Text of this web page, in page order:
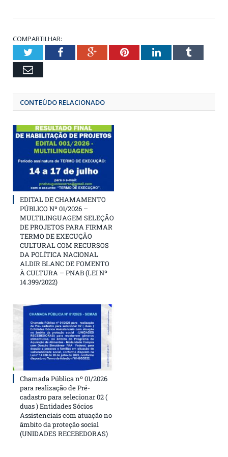
COMPARTILHAR:
TwitterFacebookGoogle+Pinterest
LinkedIn
Email
CONTEÚDO RELACIONADO
EDITAL DE CHAMAMENTO
PÚBLICO Nº 01/2026 –
MULTILINGUAGEM SELEÇÃO
DE PROJETOS PARA FIRMAR
TERMO DE EXECUÇÃO
CULTURAL COM RECURSOS
DA POLÍTICA NACIONAL
ALDIR BLANC DE FOMENTO
À CULTURA – PNAB (LEI Nº
14.399/2022)
Chamada Pública nº 01/2026
para realização de Pré-
cadastro para selecionar 02 (
duas ) Entidades Sócios
Assistenciais com atuação no
âmbito da proteção social
(UNIDADES RECEBEDORAS)